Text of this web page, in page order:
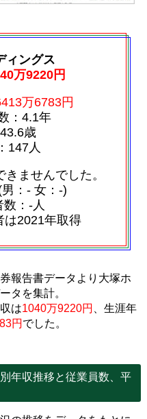
ィングス
万9220円
万6783円
：4.1年
43.6歳
147人
ませんでした。
：‐ 女：‐)
：‐人
2021年取得
報告書データより大塚ホ
タを集計。
は1040万9220円
、生涯年
円 でした。
年収推移と従業員数、平